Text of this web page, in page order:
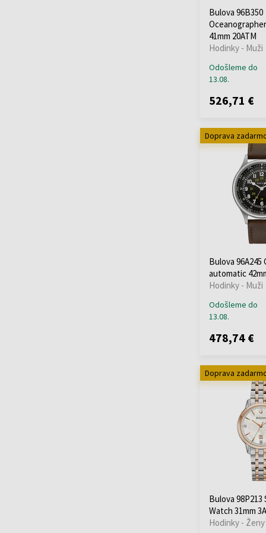
Bulova 96B350
41mm 20ATM
Hodinky - Muži
Odošleme do
13.08.
526,71 €
Doprava
Bulova 96A245
automatic
Hodinky - Muži
Odošleme do
13.08.
478,74 €
Doprava
Bulova
Watch 31mm
Hodinky - Ženy